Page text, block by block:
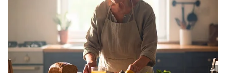
2 ಸ್ಟೇಟ್
ಅಲಿಯಾ ಭಟ್‌ಗೂ ಮೊದಲು ಈ ಸಿನಿಮಾದ ಆಫರ್